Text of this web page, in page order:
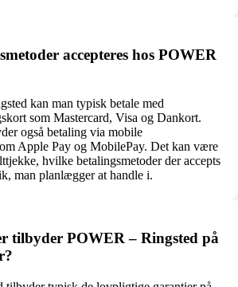
accepteres hos POWER
kan man typisk betale med
som Mastercard, Visa og Dankort.
også betaling via mobile
Apple Pay og MobilePay. Det kan være
hvilke betalingsmetoder der accepts
man planlægger at handle i.
tilbyder POWER – Ringsted på